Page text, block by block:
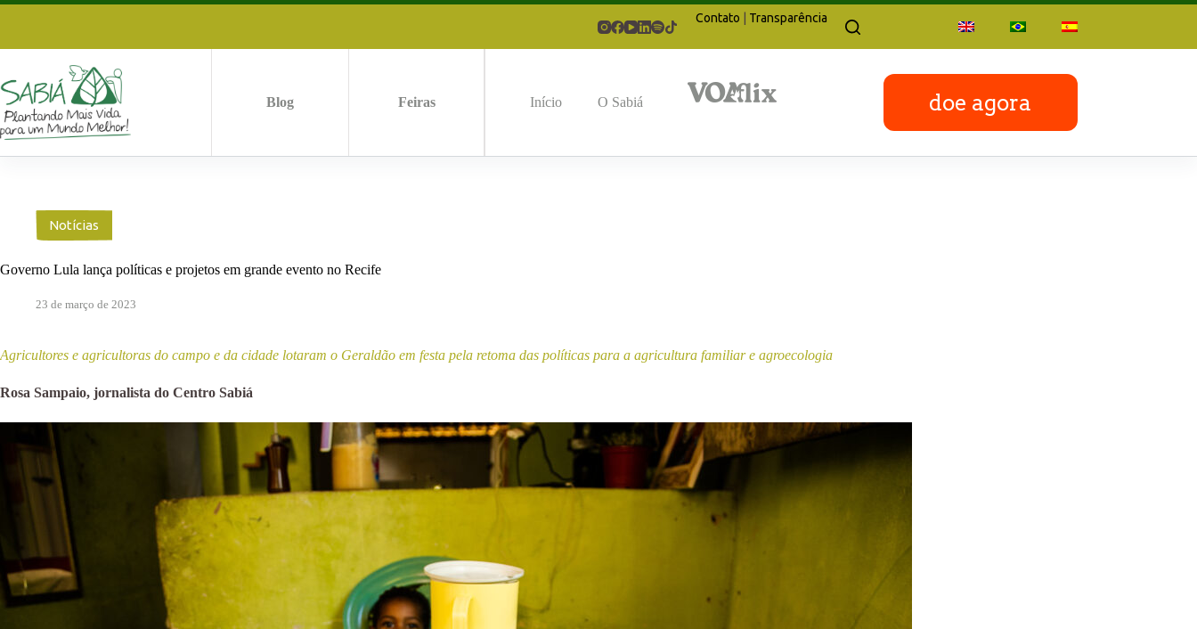
Pular
Contato | Transparência
Blog Feiras Início O Sabiá doe agora
Notícias
Governo Lula lança políticas e projetos em grande evento no Recife
23 de março de 2023
Agricultores e agricultoras do campo e da cidade lotaram o Geraldão em festa pela retoma das políticas para a agricultura familiar e agroecologia
Rosa Sampaio, jornalista do Centro Sabiá